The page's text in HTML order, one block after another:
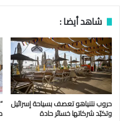
شاهد أيضا :
حروب نتنياهو تعصف بسياحة إسرائيل
وتكبّد شركاتها خسائر حادة